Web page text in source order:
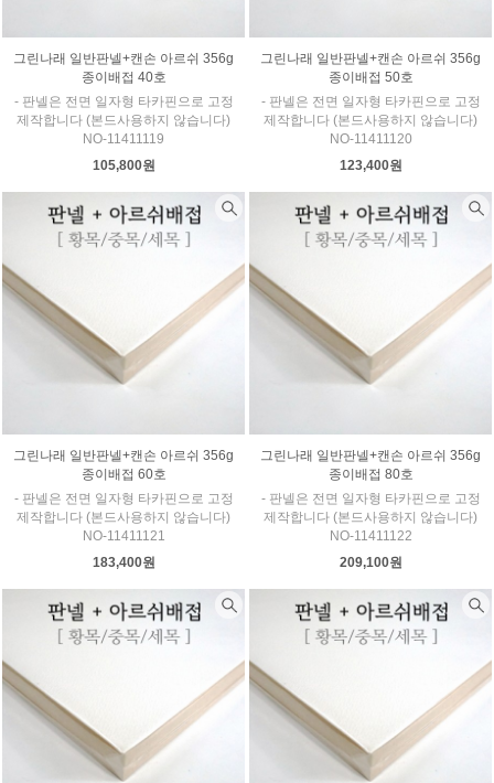
그린나래 일반판넬+캔손 아르쉬 356g
종이배접 40호
- 판넬은 전면 일자형 타카핀으로 고정
제작합니다 (본드사용하지 않습니다)
NO-11411119
105,800원
그린나래 일반판넬+캔손 아르쉬 356g
종이배접 50호
- 판넬은 전면 일자형 타카핀으로 고정
제작합니다 (본드사용하지 않습니다)
NO-11411120
123,400원
그린나래 일반판넬+캔손 아르쉬 356g
종이배접 60호
- 판넬은 전면 일자형 타카핀으로 고정
제작합니다 (본드사용하지 않습니다)
NO-11411121
183,400원
그린나래 일반판넬+캔손 아르쉬 356g
종이배접 80호
- 판넬은 전면 일자형 타카핀으로 고정
제작합니다 (본드사용하지 않습니다)
NO-11411122
209,100원